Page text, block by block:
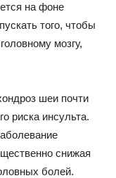
на фоне
того, чтобы
мозгу,
шеи почти
риска инсульта.
снижая
болей.